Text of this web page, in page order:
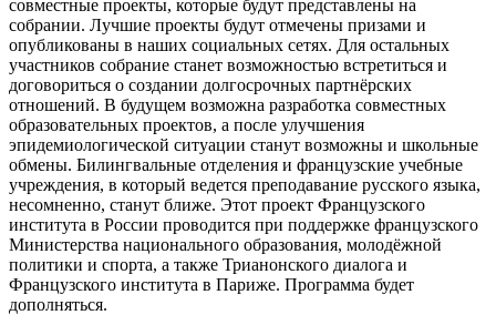
совместные проекты, которые будут представлены на
собрании. Лучшие проекты будут отмечены призами и
опубликованы в наших социальных сетях. Для остальных
участников собрание станет возможностью встретиться и
договориться о создании долгосрочных партнёрских
отношений. В будущем возможна разработка совместных
образовательных проектов, а после улучшения
эпидемиологической ситуации станут возможны и школьные
обмены. Билингвальные отделения и французские учебные
учреждения, в который ведется преподавание русского языка,
несомненно, станут ближе. Этот проект Французского
института в России проводится при поддержке французского
Министерства национального образования, молодёжной
политики и спорта, а также Трианонского диалога и
Французского института в Париже. Программа будет
дополняться.